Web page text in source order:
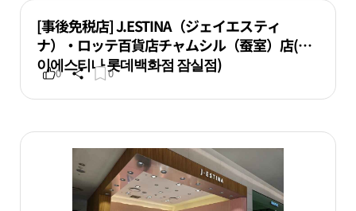
[事後免税店] J.ESTINA（ジェイエスティ
ナ）・ロッテ百貨店チャムシル（蚕室）店(제
이에스티나 롯데백화점 잠실점)
0 0